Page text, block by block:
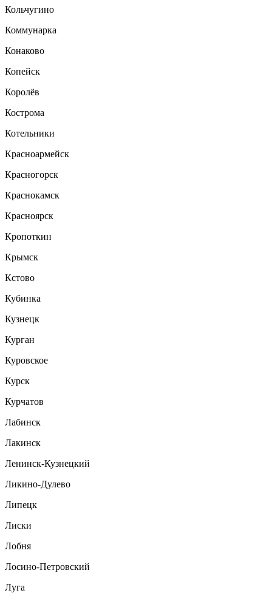
Кольчугино
Коммунарка
Конаково
Копейск
Королёв
Кострома
Котельники
Красноармейск
Красногорск
Краснокамск
Красноярск
Кропоткин
Крымск
Кстово
Кубинка
Кузнецк
Курган
Куровское
Курск
Курчатов
Лабинск
Лакинск
Ленинск-Кузнецкий
Ликино-Дулево
Липецк
Лиски
Лобня
Лосино-Петровский
Луга